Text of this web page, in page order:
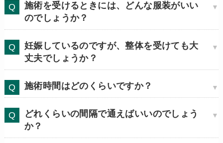
施術を受けるときには、どんな服装がいい
のでしょうか？
妊娠しているのですが、整体を受けても大
丈夫でしょうか？
施術時間はどのくらいですか？
どれくらいの間隔で通えばいいのでしょう
か？